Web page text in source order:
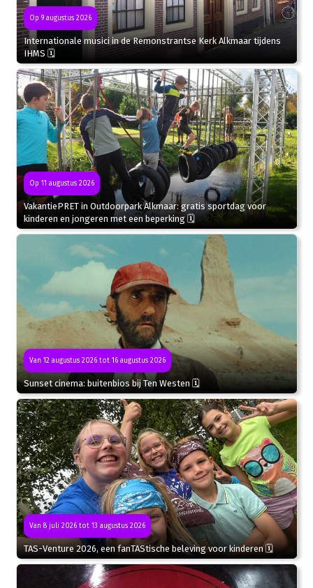
Op 9 augustus 2026
Internationale musici in de Remonstrantse Kerk Alkmaar tijdens
IHMS 🗓
Op 11 augustus 2026
VakantiePRET in Outdoorpark Alkmaar: gratis sportdag voor
kinderen en jongeren met een beperking 🗓
Van 12 augustus 2026 tot 16 augustus 2026
Sunset cinema: buitenbios bij Ten Westen 🗓
Van 8 juli 2026 tot 13 augustus 2026
TAS-Venture 2026, een fanTAStische beleving voor kinderen 🗓